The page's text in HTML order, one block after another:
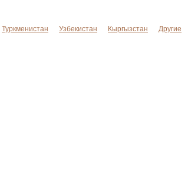
Туркменистан Узбекистан Кыргызстан Другие